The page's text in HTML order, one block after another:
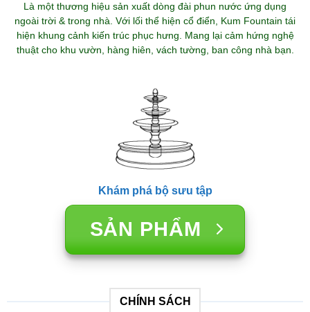
Là một thương hiệu sản xuất dòng đài phun nước ứng dụng
ngoài trời & trong nhà. Với lối thể hiện cổ điển, Kum Fountain tái
hiện khung cảnh kiến trúc phục hưng. Mang lại cảm hứng nghệ
thuật cho khu vườn, hàng hiên, vách tường, ban công nhà bạn.
Khám phá bộ sưu tập
SẢN PHẨM
CHÍNH SÁCH